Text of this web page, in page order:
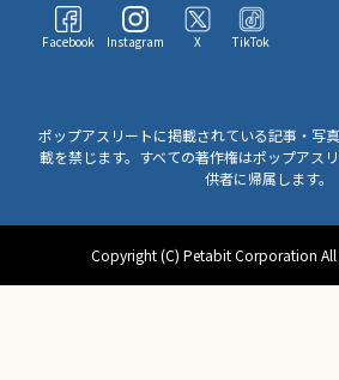
Facebook Instagram X TikTok
ポップアスリートに掲載されている記事・写
載を禁じます。すべての著作権はポップアス
供者に帰属します。
Copyright (C) Petabit Corporation All